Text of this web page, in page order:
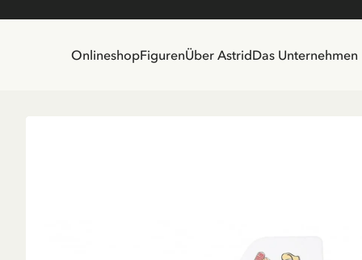
OnlineshopFigurenÜber AstridDas Unternehmen